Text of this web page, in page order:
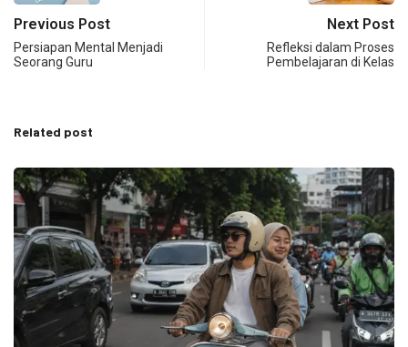
Previous Post
Persiapan Mental Menjadi
Seorang Guru
Next Post
Refleksi dalam Proses
Pembelajaran di Kelas
Related post